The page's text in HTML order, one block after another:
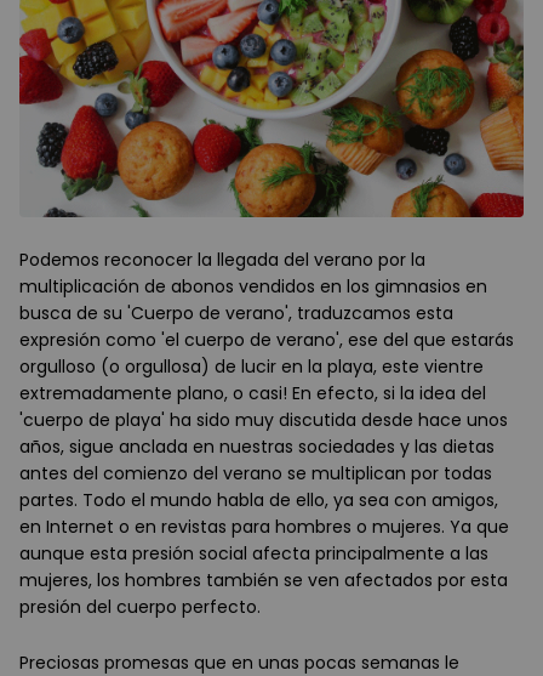
Podemos reconocer la llegada del verano por la
multiplicación de abonos vendidos en los gimnasios en
busca de su 'Cuerpo de verano', traduzcamos esta
expresión como 'el cuerpo de verano', ese del que estarás
orgulloso (o orgullosa) de lucir en la playa, este vientre
extremadamente plano, o casi! En efecto, si la idea del
'cuerpo de playa' ha sido muy discutida desde hace unos
años, sigue anclada en nuestras sociedades y las dietas
antes del comienzo del verano se multiplican por todas
partes. Todo el mundo habla de ello, ya sea con amigos,
en Internet o en revistas para hombres o mujeres. Ya que
aunque esta presión social afecta principalmente a las
mujeres, los hombres también se ven afectados por esta
presión del cuerpo perfecto.
Preciosas promesas que en unas pocas semanas le